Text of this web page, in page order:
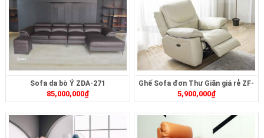
Sofa da bò Ý ZDA-271
85,000,000₫
Ghế Sofa đơn Thư Giãn giá rẻ ZF-
R019
5,900,000₫